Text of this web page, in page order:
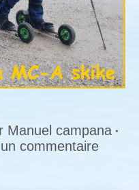
Manuel campana
commentaire